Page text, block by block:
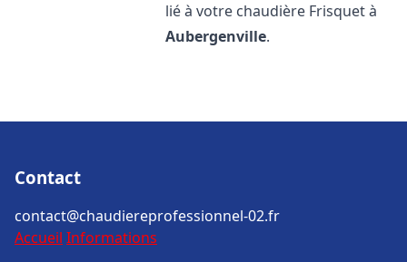
lié à votre chaudière Frisquet à
Aubergenville.
Contact
contact@chaudiereprofessionnel-02.fr
Accueil Informations